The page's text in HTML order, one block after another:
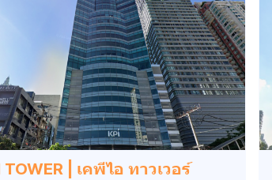
TOWER | เคพีไอ ทาวเวอร์